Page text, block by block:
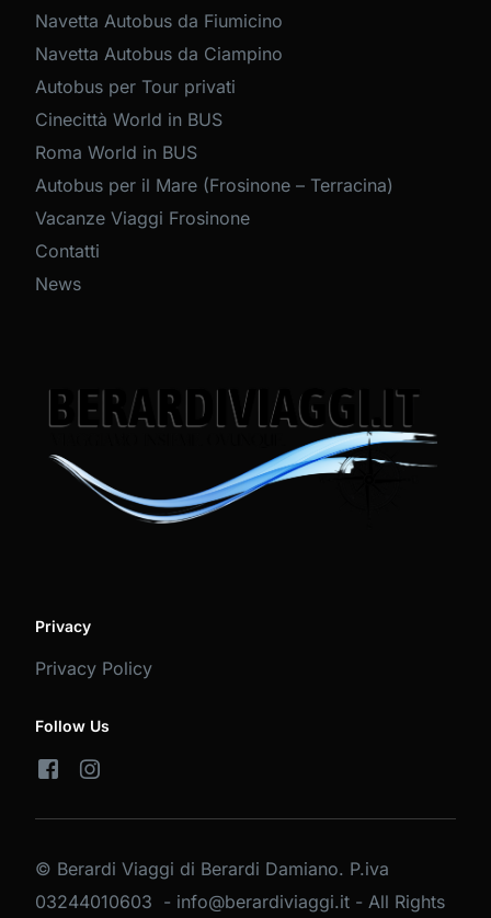
Navetta Autobus da Fiumicino
Navetta Autobus da Ciampino
Autobus per Tour privati
Cinecittà World in BUS
Roma World in BUS
Autobus per il Mare (Frosinone – Terracina)
Vacanze Viaggi Frosinone
Contatti
News
Privacy
Privacy Policy
Follow Us
© Berardi Viaggi di Berardi Damiano. P.iva
03244010603 - info@berardiviaggi.it - All Rights